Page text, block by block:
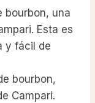
bourbon, una
Esta es
y fácil de
bourbon,
Campari.